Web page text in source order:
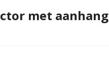
met